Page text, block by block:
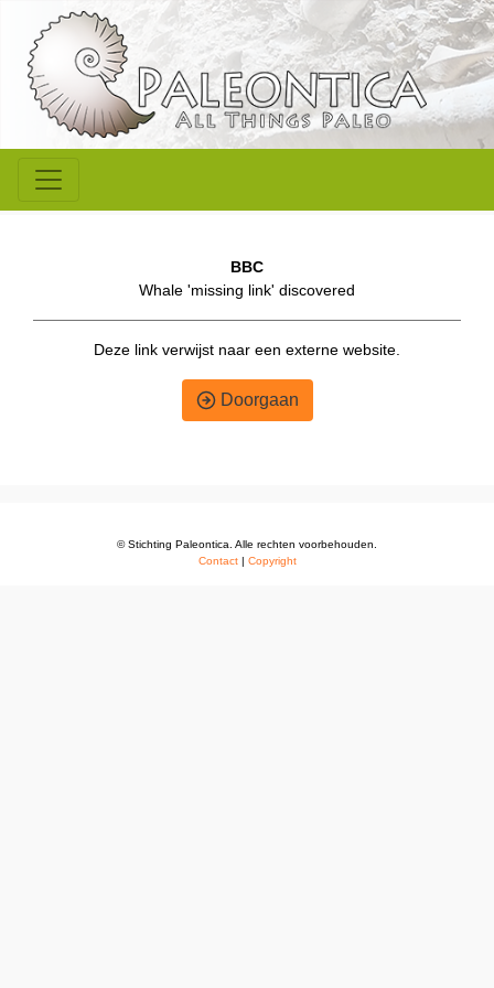
BBC
Whale 'missing link' discovered
Deze link verwijst naar een externe website.
Doorgaan
© Stichting Paleontica. Alle rechten voorbehouden.
Contact| Copyright